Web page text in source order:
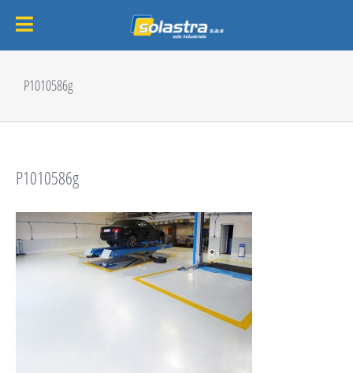
contenuP1010586g
P1010586g